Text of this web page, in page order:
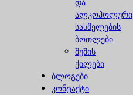
და
ალკოჰოლური
სასმელების
ბოთლები
შუშის
ქილები
ბლოგები
კონტაქტი